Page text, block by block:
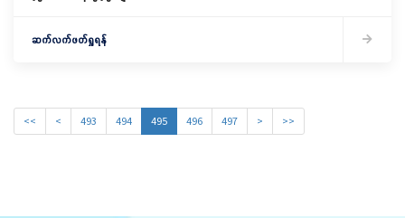
ဆက်လက်ဖတ်ရှုရန်
<< < 493 494 495 496 497 > >>